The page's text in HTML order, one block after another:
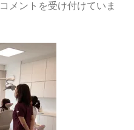
コメントを受け付けていま